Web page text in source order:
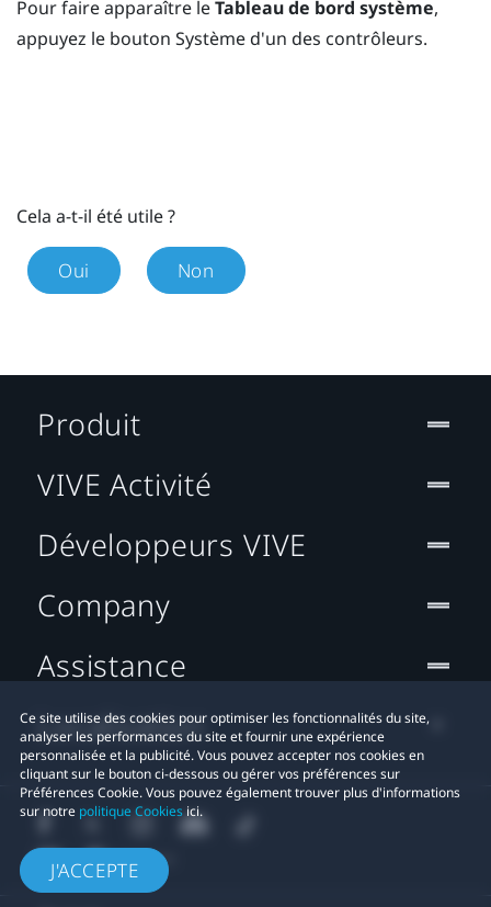
Pour faire apparaître leTableau de bord système,
appuyez le bouton Systèmed'un des contrôleurs.
Cela a-t-il été utile ?
Oui Non
Ce site utilise des cookies pour optimiser les fonctionnalités du site,
analyser les performances du site et fournir une expérience
personnalisée et la publicité. Vous pouvez accepter nos cookies en
cliquant sur le bouton ci-dessous ou gérer vos préférences sur
Préférences Cookie. Vous pouvez également trouver plus d'informations
sur notre politique Cookiesici.
J'ACCEPTE
Produit
VIVE Activité
Développeurs VIVE
Company
Assistance
Localisation